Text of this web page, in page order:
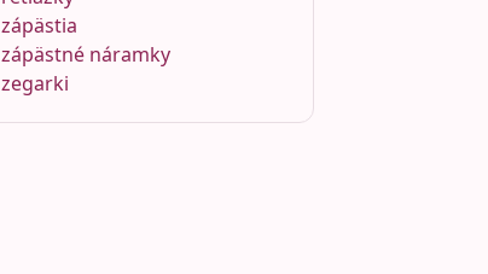
zápästia
zápästné náramky
zegarki